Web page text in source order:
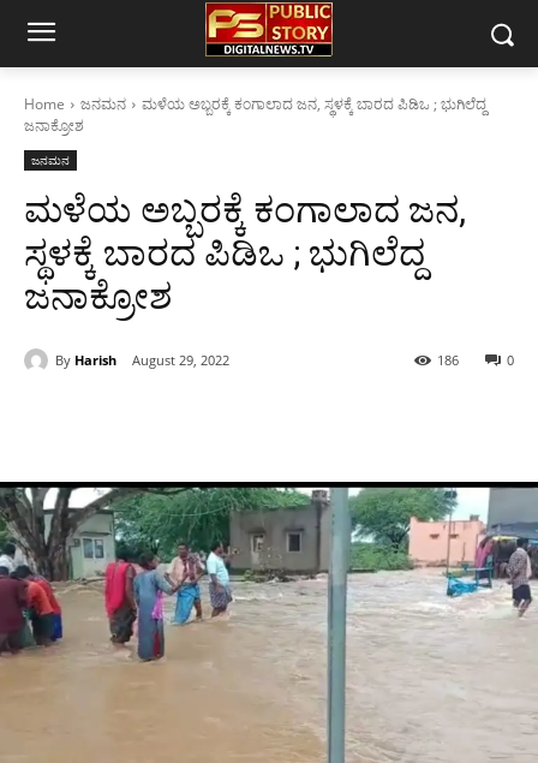
Home ಜನಮನ
ಮಳೆಯ ಅಬ್ಬರಕ್ಕೆ ಕಂಗಾಲಾದ ಜನ, ಸ್ಥಳಕ್ಕೆ ಬಾರದ ಪಿಡಿಒ ; ಭುಗಿಲೆದ್ದ
ಜನಾಕ್ರೋಶ
ಜನಮನ
ಮಳೆಯ ಅಬ್ಬರಕ್ಕೆ ಕಂಗಾಲಾದ ಜನ,
ಸ್ಥಳಕ್ಕೆ ಬಾರದ ಪಿಡಿಒ ; ಭುಗಿಲೆದ್ದ
ಜನಾಕ್ರೋಶ
By Harish August 29, 2022 0
186